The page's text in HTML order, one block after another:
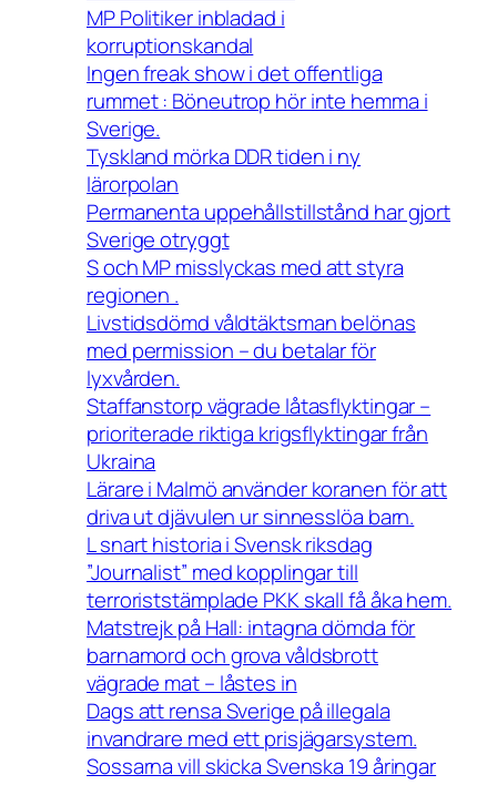
MP Politiker inbladad i
korruptionskandal
Ingen freak show i det offentliga
rummet : Böneutrop hör inte hemma i
Sverige.
Tyskland mörka DDR tiden i ny
lärorpolan
Permanenta uppehållstillstånd har gjort
Sverige otryggt
S och MP misslyckas med att styra
regionen .
Livstidsdömd våldtäktsman belönas
med permission – du betalar för
lyxvården.
Staffanstorp vägrade låtasflyktingar –
prioriterade riktiga krigsflyktingar från
Ukraina
Lärare i Malmö använder koranen för att
driva ut djävulen ur sinnesslöa barn.
L snart historia i Svensk riksdag
”Journalist” med kopplingar till
terroriststämplade PKK skall få åka hem.
Matstrejk på Hall: intagna dömda för
barnamord och grova våldsbrott
vägrade mat – låstes in
Dags att rensa Sverige på illegala
invandrare med ett prisjägarsystem.
Sossarna vill skicka Svenska 19 åringar